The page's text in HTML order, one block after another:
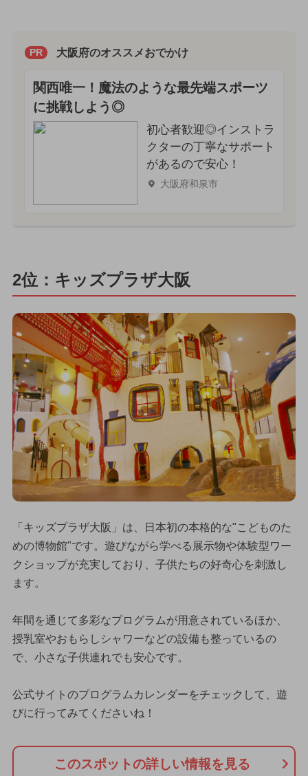
PR 大阪府のオススメおでかけ
関西唯一！魔法のような最先端スポーツ
に挑戦しよう◎
初心者歓迎◎インストラ
クターの丁寧なサポート
があるので安心！
大阪府和泉市
2位：キッズプラザ大阪
「キッズプラザ大阪」は、日本初の本格的な"こどものた
めの博物館"です。遊びながら学べる展示物や体験型ワー
クショップが充実しており、子供たちの好奇心を刺激し
ます。
年間を通じて多彩なプログラムが用意されているほか、
授乳室やおもらしシャワーなどの設備も整っているの
で、小さな子供連れでも安心です。
公式サイトのプログラムカレンダーをチェックして、遊
びに行ってみてくださいね！
このスポットの詳しい情報を見る